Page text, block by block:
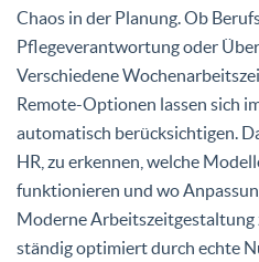
Chaos in der Planung. Ob
Pflegeverantwortung oder
Verschiedene
Remote-Optionen lassen sich
automatisch berücksichtigen.
HR, zu erkennen, welche
funktionieren und wo
Moderne Arbeitszeitgestaltung
ständig optimiert durch echte